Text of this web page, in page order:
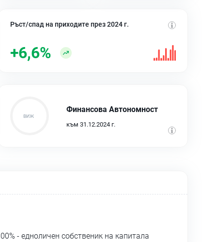
Ръст/спад на приходите през 2024 г.
+6,6%
Финансова Автономност
към 31.12.2024 г.
- едноличен собственик на капитала